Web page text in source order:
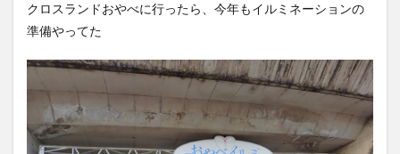
クロスランドおやべに行ったら、今年もイルミネーションの
準備やってた